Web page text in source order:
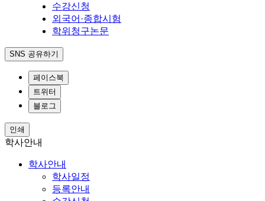
수강신청
외국어·종합시험
학위청구논문
SNS 공유하기
페이스북
트위터
블로그
인쇄
학사안내
학사안내
학사일정
등록안내